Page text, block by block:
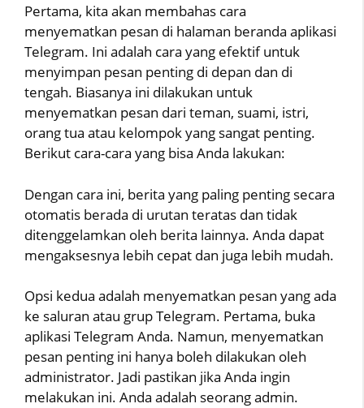
Pertama, kita akan membahas cara
menyematkan pesan di halaman beranda aplikasi
Telegram. Ini adalah cara yang efektif untuk
menyimpan pesan penting di depan dan di
tengah. Biasanya ini dilakukan untuk
menyematkan pesan dari teman, suami, istri,
orang tua atau kelompok yang sangat penting.
Berikut cara-cara yang bisa Anda lakukan:
Dengan cara ini, berita yang paling penting secara
otomatis berada di urutan teratas dan tidak
ditenggelamkan oleh berita lainnya. Anda dapat
mengaksesnya lebih cepat dan juga lebih mudah.
Opsi kedua adalah menyematkan pesan yang ada
ke saluran atau grup Telegram. Pertama, buka
aplikasi Telegram Anda. Namun, menyematkan
pesan penting ini hanya boleh dilakukan oleh
administrator. Jadi pastikan jika Anda ingin
melakukan ini. Anda adalah seorang admin.